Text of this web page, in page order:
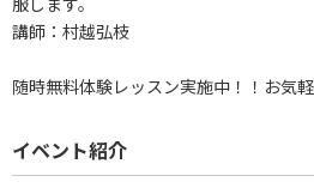
講師：村越弘枝
随時無料体験レッスン実施中！！お気
イベント紹介